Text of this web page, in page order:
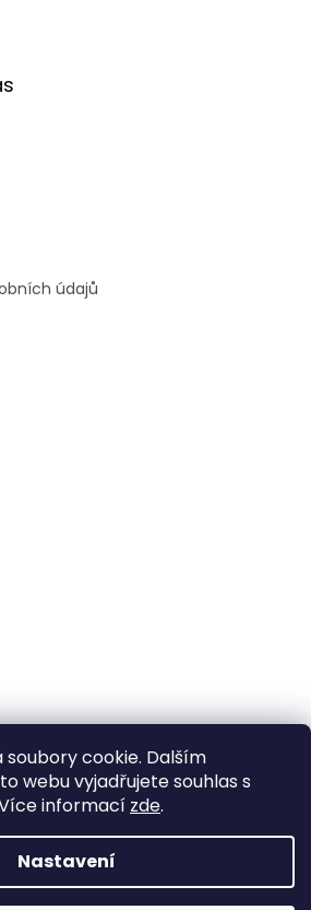
cookie. Dalším
webu vyjadřujete souhlas s
informací zde.
Nastavení
údajů
Instagramu
Vytvořil Shoptet